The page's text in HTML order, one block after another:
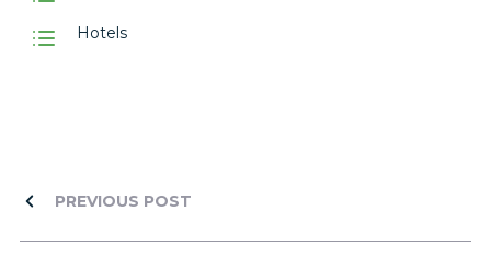
Hotels
PREVIOUS POST